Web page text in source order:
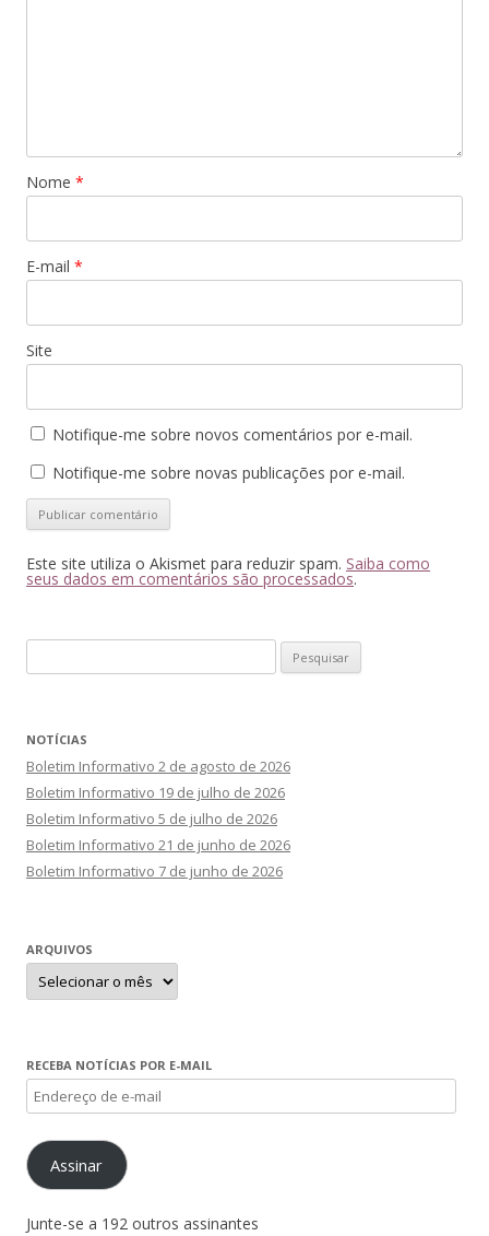
Nome *
E-mail *
Site
Notifique-me sobre novos comentários por e-mail.
Notifique-me sobre novas publicações por e-mail.
Este site utiliza o Akismet para reduzir spam. Saiba como
seus dados em comentários são processados.
por:
NOTÍCIAS
Boletim Informativo 2 de agosto de 2026
Boletim Informativo 19 de julho de 2026
Boletim Informativo 5 de julho de 2026
Boletim Informativo 21 de junho de 2026
Boletim Informativo 7 de junho de 2026
ARQUIVOS
Arquivos
RECEBA NOTÍCIAS POR E-MAIL
Endereço
de
e-
mailAssinar
Junte-se a 192 outros assinantes